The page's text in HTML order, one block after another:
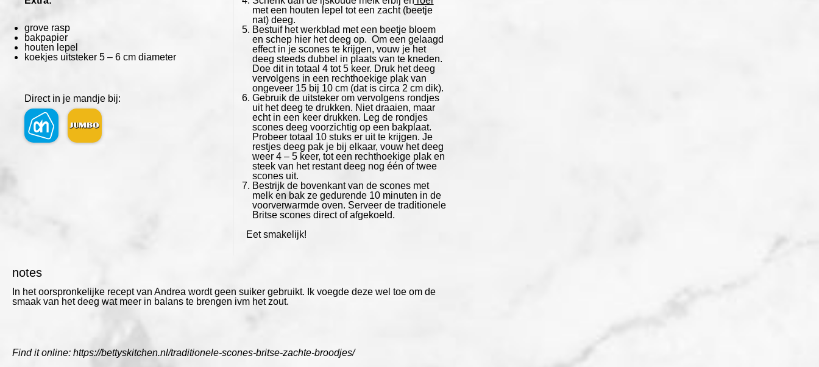
grove rasp
bakpapier
houten lepel
koekjes uitsteker 5 – 6 cm diameter
Direct in je mandje bij:
met een houten lepel tot een zacht (beetje
nat) deeg.
Bestuif het werkblad met een beetje bloem
en schep hier het deeg op. Om een gelaagd
effect in je scones te krijgen, vouw je het
deeg steeds dubbel in plaats van te kneden.
Doe dit in totaal 4 tot 5 keer. Druk het deeg
vervolgens in een rechthoekige plak van
ongeveer 15 bij 10 cm (dat is circa 2 cm dik).
Gebruik de uitsteker om vervolgens rondjes
uit het deeg te drukken. Niet draaien, maar
echt in een keer drukken. Leg de rondjes
scones deeg voorzichtig op een bakplaat.
Probeer totaal 10 stuks er uit te krijgen. Je
restjes deeg pak je bij elkaar, vouw het deeg
weer 4 – 5 keer, tot een rechthoekige plak en
steek van het restant deeg nog één of twee
scones uit.
Bestrijk de bovenkant van de scones met
melk en bak ze gedurende 10 minuten in de
voorverwarmde oven. Serveer de traditionele
Britse scones direct of afgekoeld.
Eet smakelijk!
notes
In het oorspronkelijke recept van Andrea wordt geen suiker gebruikt. Ik voegde deze wel toe om de
smaak van het deeg wat meer in balans te brengen ivm het zout.
Find it online: https://bettyskitchen.nl/traditionele-scones-britse-zachte-broodjes/